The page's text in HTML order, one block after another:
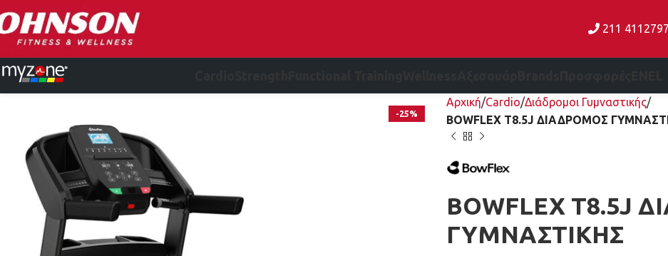
211 4112797
-25%
Αρχική Cardio Διάδρομοι Γυμναστικής
BOWFLEX T8.5J ΔΙΑΔΡΟΜΟΣ
BOWFLEX T8.5J
ΓΥΜΝΑΣΤΙΚΗΣ